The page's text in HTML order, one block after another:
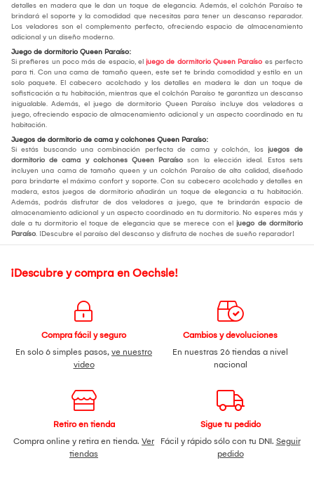
detalles en madera que le dan un toque de elegancia. Además, el colchón Paraíso te
brindará el soporte y la comodidad que necesitas para tener un descanso reparador.
Los veladores son el complemento perfecto, ofreciendo espacio de almacenamiento
adicional y un diseño moderno.
Juego de dormitorio Queen Paraíso:
Si prefieres un poco más de espacio, el juego de dormitorio Queen Paraíso es perfecto
para ti. Con una cama de tamaño queen, este set te brinda comodidad y estilo en un
solo paquete. El cabecero acolchado y los detalles en madera le dan un toque de
sofisticación a tu habitación, mientras que el colchón Paraíso te garantiza un descanso
inigualable. Además, el juego de dormitorio Queen Paraíso incluye dos veladores a
juego, ofreciendo espacio de almacenamiento adicional y un aspecto coordinado en tu
habitación.
Juegos de dormitorio de cama y colchones Queen Paraíso:
Si estás buscando una combinación perfecta de cama y colchón, los juegos de
dormitorio de cama y colchones Queen Paraíso son la elección ideal. Estos sets
incluyen una cama de tamaño queen y un colchón Paraíso de alta calidad, diseñado
para brindarte el máximo confort y soporte. Con su cabecero acolchado y detalles en
madera, estos juegos de dormitorio añadirán un toque de elegancia a tu habitación.
Además, podrás disfrutar de dos veladores a juego, que te brindarán espacio de
almacenamiento adicional y un aspecto coordinado en tu dormitorio. No esperes más y
dale a tu dormitorio el toque de elegancia que se merece con el juego de dormitorio
Paraíso. ¡Descubre el paraíso del descanso y disfruta de noches de sueño reparador!
¡Descubre y compra en Oechsle!
Compra fácil y seguro
En solo 6 simples pasos, ve nuestro
video
Cambios y devoluciones
En nuestras 26 tiendas a nivel
nacional
Retiro en tienda
Compra online y retira en tienda. Ver
tiendas
Sigue tu pedido
Fácil y rápido sólo con tu DNI. Seguir
pedido